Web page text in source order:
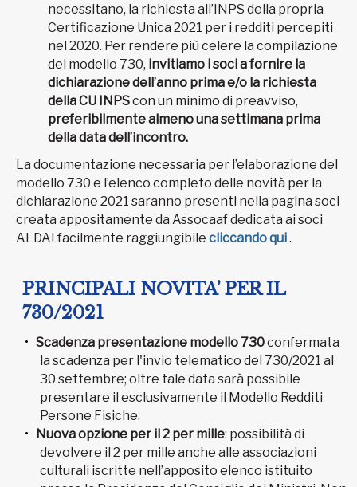
necessitano, la richiesta all’INPS della propria
Certificazione Unica 2021 per i redditi percepiti
nel 2020. Per rendere più celere la compilazione
del modello 730, invitiamo i soci a fornire la
dichiarazione dell’anno prima e/o la richiesta
della CU INPScon un minimo di preavviso,
preferibilmente almeno una settimana prima
della data dell’incontro.
La documentazione necessaria per l’elaborazione del
modello 730 e l’elenco completo delle novità per la
dichiarazione 2021 saranno presenti nella pagina soci
creata appositamente da Assocaaf dedicata ai soci
ALDAI facilmente raggiungibile cliccando qui.
PRINCIPALI NOVITA’ PER IL
730/2021
Scadenza presentazione modello 730confermata
la scadenza per l'invio telematico del 730/2021 al
30 settembre; oltre tale data sarà possibile
presentare il esclusivamente il Modello Redditi
Persone Fisiche.
Nuova opzione per il 2 per mille: possibilità di
devolvere il 2 per mille anche alle associazioni
culturali iscritte nell’apposito elenco istituito